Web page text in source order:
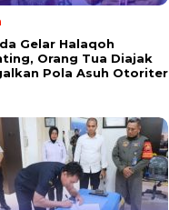
Gelar Halaqoh
Orang Tua Diajak
Pola Asuh Otoriter